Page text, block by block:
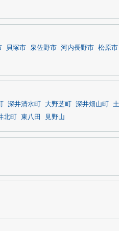
貝塚市 泉佐野市 河内長野市 松原市
深井清水町 大野芝町 深井畑山町
北町 東八田 見野山